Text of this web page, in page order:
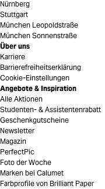
Nürnberg
Stuttgart
München Leopoldstraße
München Sonnenstraße
Über uns
Karriere
Barrierefreiheitserklärung
Cookie-Einstellungen
Angebote & Inspiration
Alle Aktionen
Studenten- & Assistentenrabatt
Geschenkgutscheine
Newsletter
Magazin
PerfectPic
Foto der Woche
Marken bei Calumet
Farbprofile von Brilliant Paper